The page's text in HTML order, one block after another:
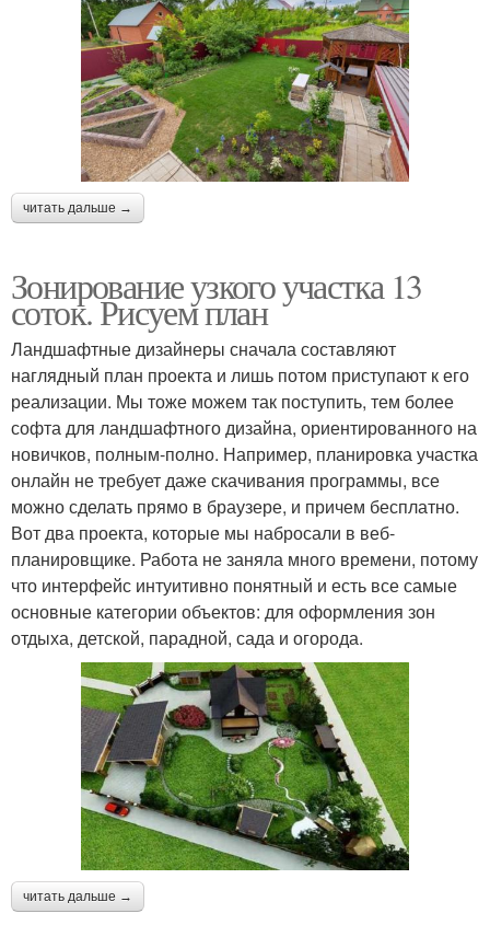
читать дальше →
Зонирование узкого участка 13
соток. Рисуем план
Ландшафтные дизайнеры сначала составляют
наглядный план проекта и лишь потом приступают к его
реализации. Мы тоже можем так поступить, тем более
софта для ландшафтного дизайна, ориентированного на
новичков, полным-полно. Например, планировка участка
онлайн не требует даже скачивания программы, все
можно сделать прямо в браузере, и причем бесплатно.
Вот два проекта, которые мы набросали в веб-
планировщике. Работа не заняла много времени, потому
что интерфейс интуитивно понятный и есть все самые
основные категории объектов: для оформления зон
отдыха, детской, парадной, сада и огорода.
читать дальше →